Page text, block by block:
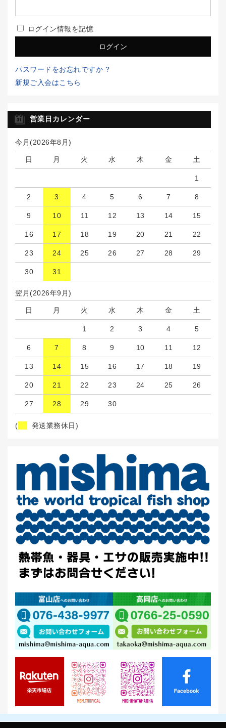
ログイン情報を記憶
パスワードをお忘れですか ?
新規ご入会はこちら
営業日カレンダー
今月(2026年8月)
日 月 火 水 木 金 土
1
2 3 4 5 6 7 8
9 10 11 12 13 14 15
16 17 18 19 20 21 22
23 24 25 26 27 28 29
30 31
翌月(2026年9月)
日 月 火 水 木 金 土
1 2 3 4 5
6 7 8 9 10 11 12
13 14 15 16 17 18 19
20 21 22 23 24 25 26
27 28 29 30
( 発送業務休日)